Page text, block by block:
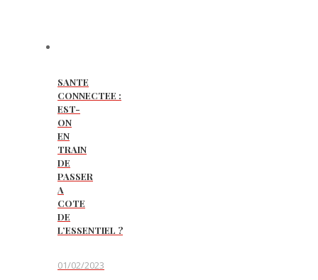
SANTE
CONNECTEE :
EST-
ON
EN
TRAIN
DE
PASSER
A
COTE
DE
L’ESSENTIEL ?
01/02/2023